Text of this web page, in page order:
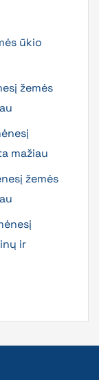
ūkio
žemės
mažiau
žemės
ir